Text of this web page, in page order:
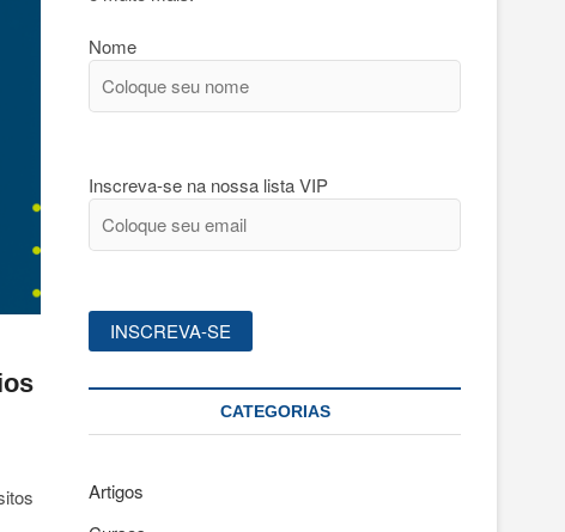
Nome
Inscreva-se na nossa lista VIP
CATEGORIAS
Artigos